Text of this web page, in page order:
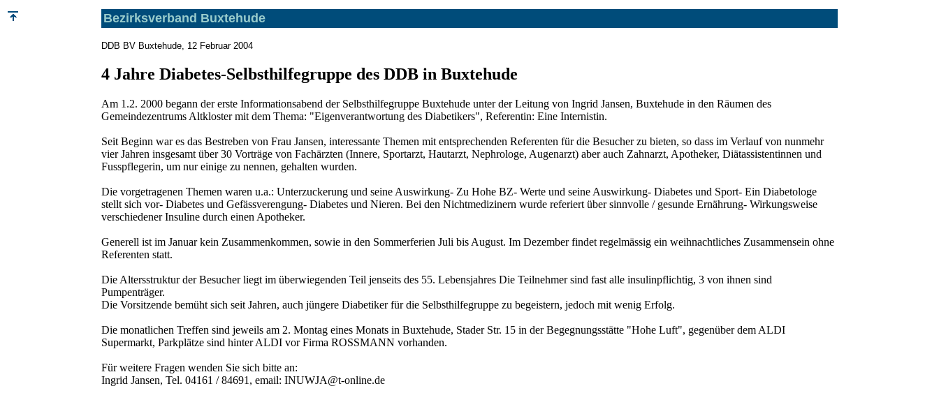
Bezirksverband Buxtehude
DDB BV Buxtehude, 12 Februar 2004
4 Jahre Diabetes-Selbsthilfegruppe des DDB in Buxtehude
Am 1.2. 2000 begann der erste Informationsabend der Selbsthilfegruppe Buxtehude unter der Leitung von Ingrid Jansen, Buxtehude in den Räumen des
Gemeindezentrums Altkloster mit dem Thema: "Eigenverantwortung des Diabetikers", Referentin: Eine Internistin.
Seit Beginn war es das Bestreben von Frau Jansen, interessante Themen mit entsprechenden Referenten für die Besucher zu bieten, so dass im Verlauf von nunmehr
vier Jahren insgesamt über 30 Vorträge von Fachärzten (Innere, Sportarzt, Hautarzt, Nephrologe, Augenarzt) aber auch Zahnarzt, Apotheker, Diätassistentinnen und
Fusspflegerin, um nur einige zu nennen, gehalten wurden.
Die vorgetragenen Themen waren u.a.: Unterzuckerung und seine Auswirkung- Zu Hohe BZ- Werte und seine Auswirkung- Diabetes und Sport- Ein Diabetologe
stellt sich vor- Diabetes und Gefässverengung- Diabetes und Nieren. Bei den Nichtmedizinern wurde referiert über sinnvolle / gesunde Ernährung- Wirkungsweise
verschiedener Insuline durch einen Apotheker.
Generell ist im Januar kein Zusammenkommen, sowie in den Sommerferien Juli bis August. Im Dezember findet regelmässig ein weihnachtliches Zusammensein ohne
Referenten statt.
Die Altersstruktur der Besucher liegt im überwiegenden Teil jenseits des 55. Lebensjahres Die Teilnehmer sind fast alle insulinpflichtig, 3 von ihnen sind
Pumpenträger.
Die Vorsitzende bemüht sich seit Jahren, auch jüngere Diabetiker für die Selbsthilfegruppe zu begeistern, jedoch mit wenig Erfolg.
Die monatlichen Treffen sind jeweils am 2. Montag eines Monats in Buxtehude, Stader Str. 15 in der Begegnungsstätte "Hohe Luft", gegenüber dem ALDI
Supermarkt, Parkplätze sind hinter ALDI vor Firma ROSSMANN vorhanden.
Für weitere Fragen wenden Sie sich bitte an:
Ingrid Jansen, Tel. 04161 / 84691, email: INUWJA@t-online.de